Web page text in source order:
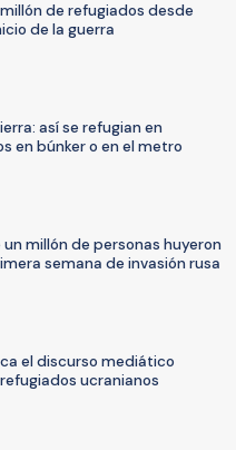
millón de refugiados desde
de la guerra
así se refugian en
en búnker o en el metro
un millón de personas huyeron
semana de invasión rusa
el discurso mediático
ucranianos